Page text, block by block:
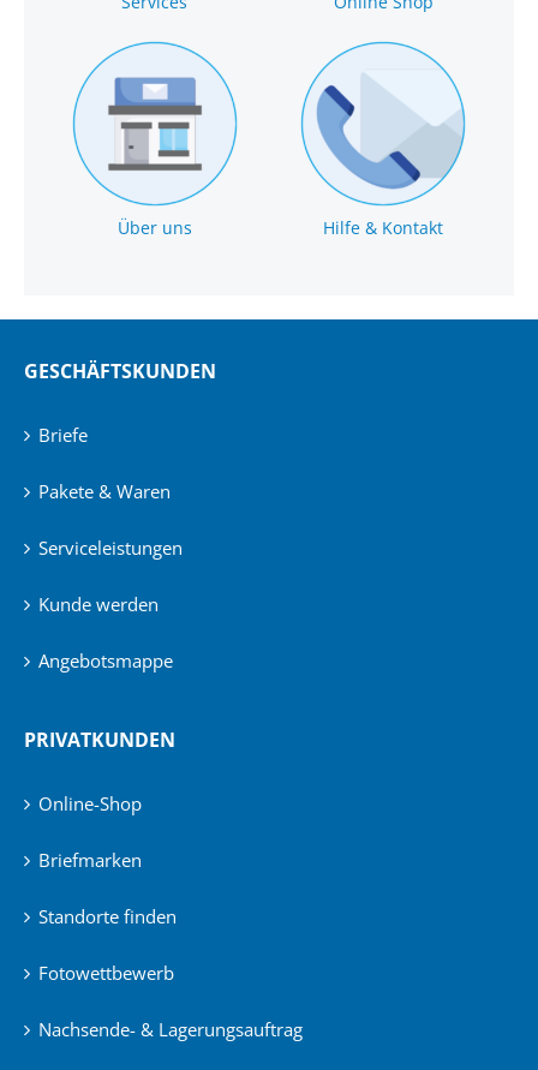
Über uns Hilfe & Kontakt
GESCHÄFTSKUNDEN
Briefe
Pakete & Waren
Serviceleistungen
Kunde werden
Angebotsmappe
PRIVATKUNDEN
Online-Shop
Briefmarken
Standorte finden
Fotowettbewerb
Nachsende- & Lagerungsauftrag